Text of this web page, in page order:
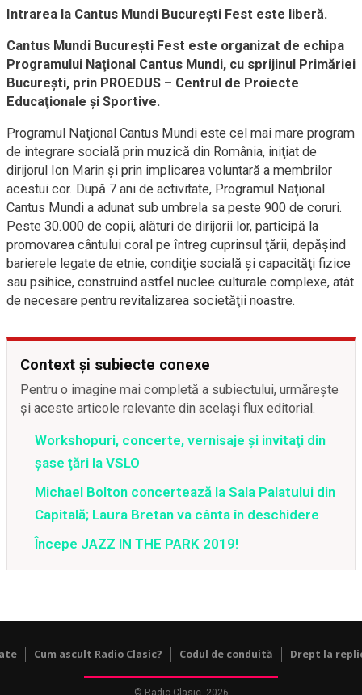
Intrarea la Cantus Mundi Bucureşti Fest este liberă.
Cantus Mundi Bucureşti Fest este organizat de echipa
Programului Naţional Cantus Mundi, cu sprijinul Primăriei
Bucureşti, prin PROEDUS – Centrul de Proiecte
Educaţionale şi Sportive.
Programul Naţional Cantus Mundi este cel mai mare program
de integrare socială prin muzică din România, iniţiat de
dirijorul Ion Marin şi prin implicarea voluntară a membrilor
acestui cor. După 7 ani de activitate, Programul Naţional
Cantus Mundi a adunat sub umbrela sa peste 900 de coruri.
Peste 30.000 de copii, alături de dirijorii lor, participă la
promovarea cântului coral pe întreg cuprinsul ţării, depăşind
barierele legate de etnie, condiţie socială şi capacităţi fizice
sau psihice, construind astfel nuclee culturale complexe, atât
de necesare pentru revitalizarea societăţii noastre.
Context și subiecte conexe
Pentru o imagine mai completă a subiectului, urmărește
și aceste articole relevante din același flux editorial.
Workshopuri, concerte, vernisaje şi invitaţi din
şase ţări la VSLO
Michael Bolton concertează la Sala Palatului din
Capitală; Laura Bretan va cânta în deschidere
Începe JAZZ IN THE PARK 2019!
Cum ascult Radio Clasic? Codul de conduită Drept la